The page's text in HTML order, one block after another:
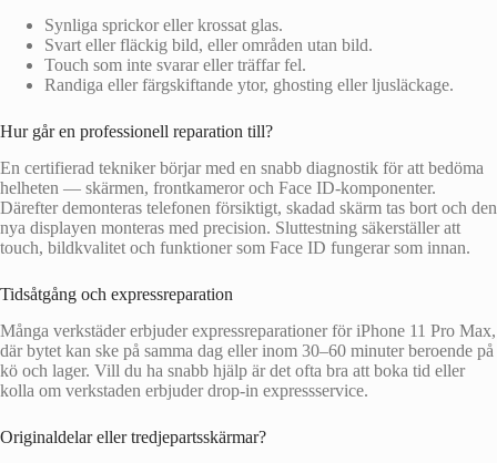
Synliga sprickor eller krossat glas.
Svart eller fläckig bild, eller områden utan bild.
Touch som inte svarar eller träffar fel.
Randiga eller färgskiftande ytor, ghosting eller ljusläckage.
Hur går en professionell reparation till?
En certifierad tekniker börjar med en snabb diagnostik för att bedöma
helheten — skärmen, frontkameror och Face ID-komponenter.
Därefter demonteras telefonen försiktigt, skadad skärm tas bort och den
nya displayen monteras med precision. Sluttestning säkerställer att
touch, bildkvalitet och funktioner som Face ID fungerar som innan.
Tidsåtgång och expressreparation
Många verkstäder erbjuder expressreparationer för iPhone 11 Pro Max,
där bytet kan ske på samma dag eller inom 30–60 minuter beroende på
kö och lager. Vill du ha snabb hjälp är det ofta bra att boka tid eller
kolla om verkstaden erbjuder drop‑in expressservice.
Originaldelar eller tredjepartsskärmar?